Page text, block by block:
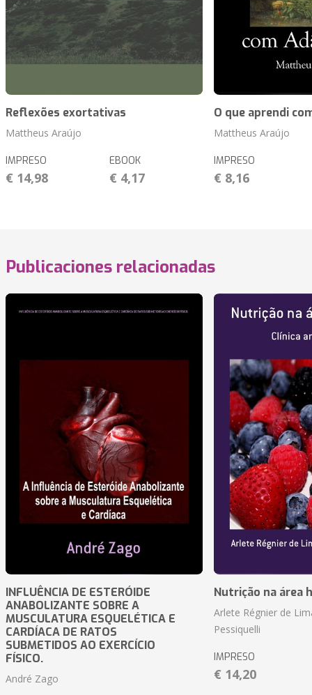
Reflexões exortativas
Mattheus Araújo
IMPRESO
€ 14,98
EBOOK
€ 4,17
O que aprendi
Mattheus Araújo
IMPRESO
€ 8,16
Publicaciones relacionadas
INFLUÊNCIA DE ESTERÓIDE
ANABOLIZANTE SOBRE A
MUSCULATURA ESQUELÉTICA E
CARDÍACA DE RATOS
SUBMETIDOS AO EXERCÍCIO
FÍSICO.
André Zago
Nutrição na área
Arlete Régnier de
Pessiquelli
IMPRESO
€ 14,20